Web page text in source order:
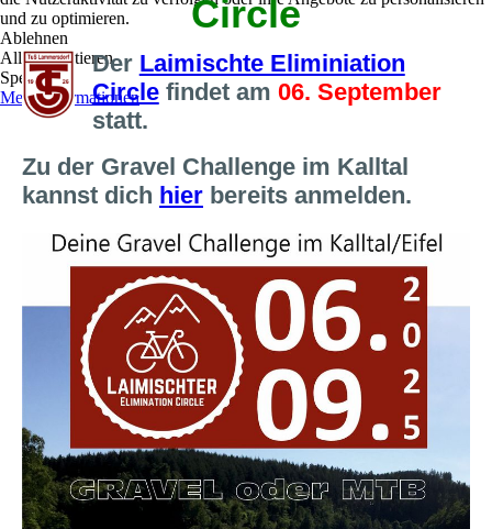
Circle
Der Laimischte Eliminiation
Circlefindet am 06. September
statt.
Zu der Gravel Challenge im Kalltal
kannst dich hier bereits anmelden.
und zu optimieren.
Ablehnen
Alle akzeptieren
Speichern
Mehr Informationen